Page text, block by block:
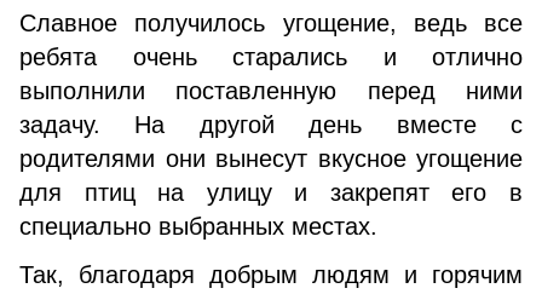
Славное получилось угощение, ведь все
ребята очень старались и отлично
выполнили поставленную перед ними
задачу. На другой день вместе с
родителями они вынесут вкусное угощение
для птиц на улицу и закрепят его в
специально выбранных местах.
Так, благодаря добрым людям и горячим